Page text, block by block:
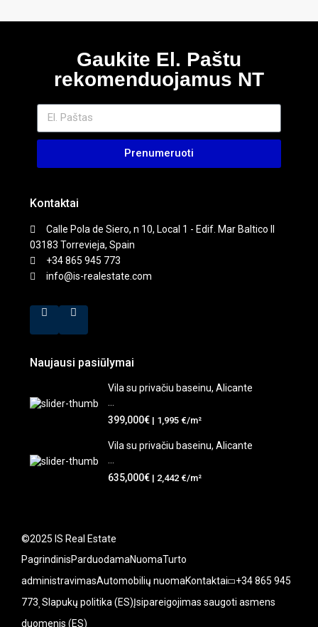
Gaukite El. Paštu
rekomenduojamus NT
Prenumeruoti
Kontaktai
Calle Pola de Siero, n 10, Local 1 - Edif. Mar Baltico II
03183 Torrevieja, Spain
+34 865 945 773
info@is-realestate.com
Naujausi pasiūlymai
Vila su privačiu baseinu, Alicante
399,000€ | 1,995 €/m²
Vila su privačiu baseinu, Alicante
635,000€ | 2,442 €/m²
©2025 IS Real Estate
PagrindinisParduodamaNuomaTurto
administravimasAutomobilių nuomaKontaktai +34 865 945
773 Slapukų politika (ES)Įsipareigojimas saugoti asmens
duomenis (ES)